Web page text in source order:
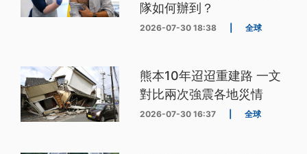
隊如何辦到？
2026-07-30 18:38 全球
熊本10年迢迢重建路 一文
對比兩次強震各地災情
2026-07-30 16:37 全球